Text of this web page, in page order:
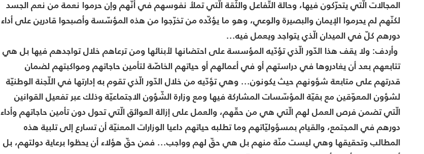
المجالات الّتي يتحرّكون فيها، وحالة التّفاعل والثّقة الّتي تملأ نفوسهم في أنّهم وإن حرموا نعمة من نعم الجسد
لكنّهم لم يحرموا الإيمان والبصيرة والوعي، وهو ما يؤكّده من تخرّجوا من هذه المؤسّسة وأصبحوا قادرين على أداء
دورهم كلّ في الميدان الّذي يتواجد ويعمل فيه...
وأردف: ولا يقف هذا الدّور الّذي تؤدّيه المؤسسة على احتضانها لأبنائها ومن ترعاهم خلال تواجدهم فيها بل هي
تتابعهم بعد أن يغادروها في دراستهم أو في أعمالهم أو حياتهم الخاصّة لتأمين حاجاتهم ومواكبتهم لضمان
قدرتهم على متابعة شؤونهم حيث يكونون... وهي تؤدّيه من خلال الدّور الّذي تقوم به إدارتها في اللّجنة الوطنيّة
لشؤون المعوّقين مع بقيّة المؤسّسات المشاركة فيها ومع وزارة الشّؤون الاجتماعيّة وذلك عبر تفعيل القوانين
الّتي تضمن فرص العمل لهم الّتي هي من حقّهم، والعمل على إزالة العوائق الّتي تحول دون تأمين حاجاتهم وأداء
دورهم في المجتمع، والقيام بمسؤوليّاتهم وما تطلبه حياتهم داعيا الوزارات المعنيّة أن تسارع إلى تلبية هذه
المطالب وتحقيقها وهي ليست منّة منهم بل هي حقّ لهم وواجب... فمن حقّ هؤلاء أن يحظوا برعاية دولتهم، بل